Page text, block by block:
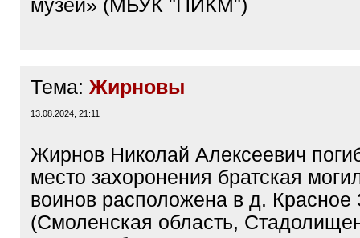
музей» (МБУК "ПИКМ")
Тема: Жирновы
13.08.2024, 21:11
Жирнов Николай Алексеевич
место захоронения братская
воинов расположена в д. Красное
(Смоленская область,